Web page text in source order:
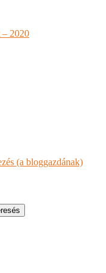
– 2020
(a bloggazdának)